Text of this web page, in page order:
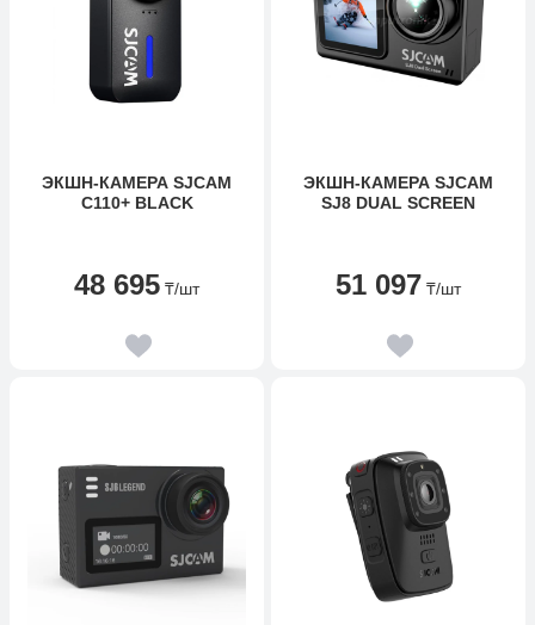
ЭКШН-КАМЕРА SJCAM
C110+ BLACK
48 695 ₸/шт
ЭКШН-КАМЕРА SJCAM
SJ8 DUAL SCREEN
51 097 ₸/шт